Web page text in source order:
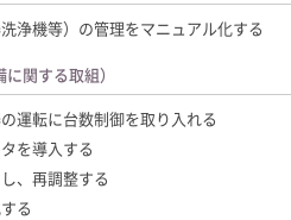
浄機等）の管理をマニュアル化する
関する取組）
運転に台数制御を取り入れる
を導入する
、再調整する
る